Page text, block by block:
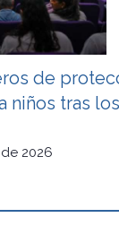
de
niños tras los
2026